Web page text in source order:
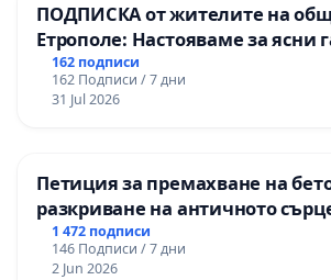
ПОДПИСКА от жителите на
Етрополе: Настояваме за ясни
“Елаците-МЕД” АД и от
изпълнят всички екологични
162 подписи
162 Подписи / 7 дни
31 Jul 2026
Петиция за премахване на
разкриване на античното
Могиланската могила във Враца
1 472 подписи
146 Подписи / 7 дни
2 Jun 2026